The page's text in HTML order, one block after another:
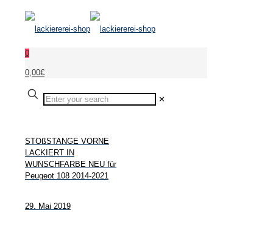
0
0,00€
✕
STOßSTANGE VORNE
LACKIERT IN
WUNSCHFARBE NEU für
Peugeot 108 2014-2021
29. Mai 2019